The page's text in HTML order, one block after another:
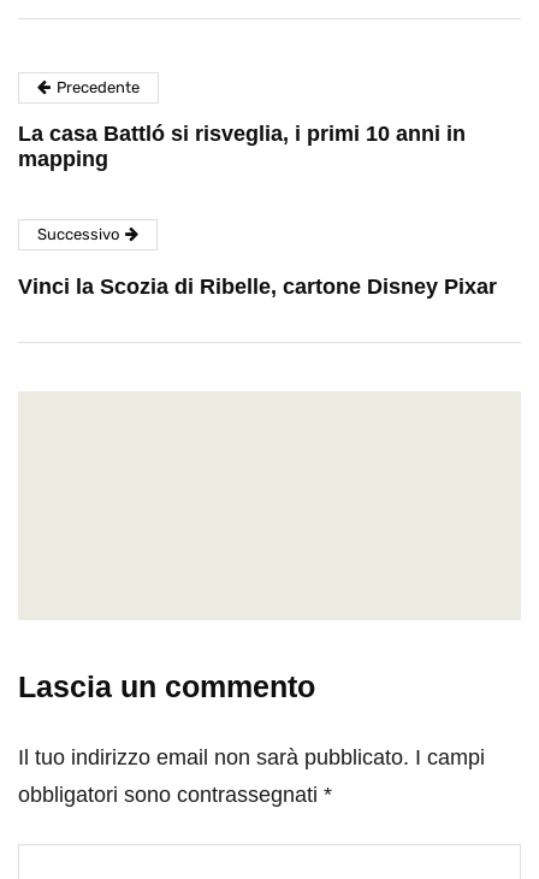
Precedente
La casa Battló si risveglia, i primi 10 anni in
mapping
Successivo
Vinci la Scozia di Ribelle, cartone Disney Pixar
Lascia un commento
Il tuo indirizzo email non sarà pubblicato. I campi
obbligatori sono contrassegnati *